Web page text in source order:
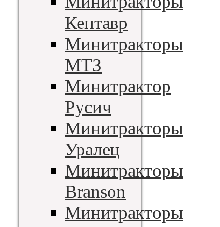
Кентавр
Минитракторы
МТЗ
Минитрактор
Русич
Минитракторы
Уралец
Минитракторы
Branson
Минитракторы